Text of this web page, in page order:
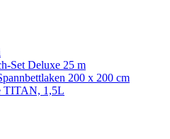
Set Deluxe 25 m
200 x 200 cm
TITAN, 1,5L